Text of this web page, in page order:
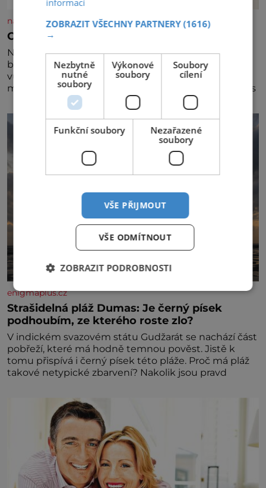
nasehvezdy.cz
Osamělá herečka Syslová všechno vzdala?
Nedávno se povídalo, že má Dana Syslová (80)
blízkého přítele, který je jí oporou. Ale je to ještě
vůbec pravda? V posledních dnech čím dál častěji
mluví o svém odchodu. Dohnala ji snad samota? Půs
enigmaplus.cz
Strašidelná pláž Dumas: Je černý písek
podhoubím, ze kterého roste zlo?
V indickém svazovém státu Gudžarát se nachází část
pobřeží, které má hodně temnou pověst. Jistě k
tomu přispívá i černý písek této pláže. Proč má pláž
takové netypické zbarvení? Nakolik jsou pravd
ZOBRAZIT VŠECHNY PARTNERY(1616)
→
Nezbytně
nutné
soubory
Výkonové
soubory
Soubory
cílení
Funkční soubory
Nezařazené
soubory
VŠE PŘIJMOUT
VŠE ODMÍTNOUT
ZOBRAZIT PODROBNOSTI